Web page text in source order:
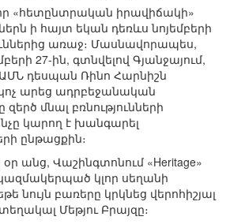
«հետընտրական իրավիճակի»
ի հայտ եկան դեռևս նոյեմբերի
առաջ։ Մասնավորապես,
27-ին, գտնվելով Գյանջայում,
դեսպան Ռինո Հարնիշն
արեց ադրբեջանական
զերծ մնալ բռնությունների
կարող է խանգարել
ընթացքին։
անց, Վաշինգտոնում «Heritage»
կլոր սեղանի
նույն բառերը կրկնեց վերոհիշյալ
Մեթյու Բրայզը։